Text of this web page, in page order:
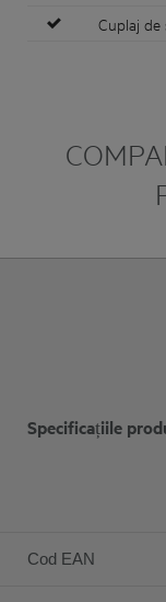
Cuplaj
Specificațiile
Cod EAN